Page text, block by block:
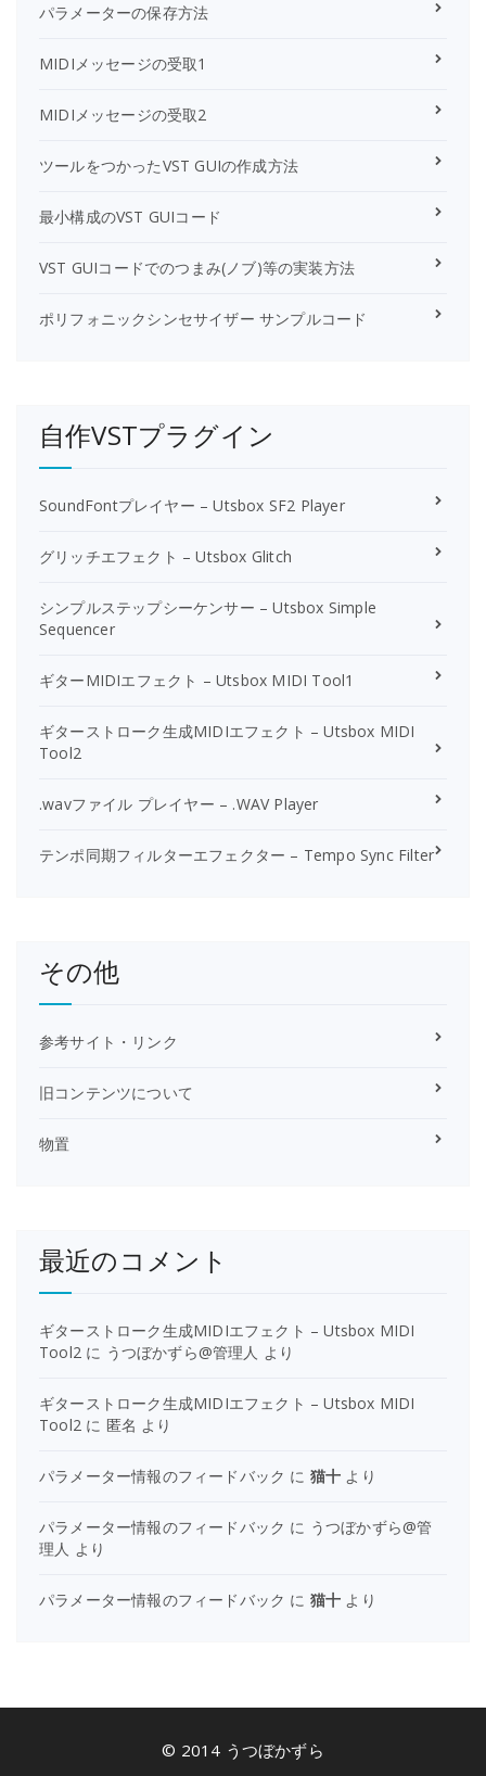
パラメーターの保存方法
MIDIメッセージの受取1
MIDIメッセージの受取2
ツールをつかったVST GUIの作成方法
最小構成のVST GUIコード
VST GUIコードでのつまみ(ノブ)等の実装方法
ポリフォニックシンセサイザー サンプルコード
自作VSTプラグイン
SoundFontプレイヤー – Utsbox SF2 Player
グリッチエフェクト – Utsbox Glitch
シンプルステップシーケンサー – Utsbox Simple
Sequencer
ギターMIDIエフェクト – Utsbox MIDI Tool1
ギターストローク生成MIDIエフェクト – Utsbox MIDI
Tool2
.wavファイル プレイヤー – .WAV Player
テンポ同期フィルターエフェクター – Tempo Sync Filter
その他
参考サイト・リンク
旧コンテンツについて
物置
最近のコメント
ギターストローク生成MIDIエフェクト – Utsbox MIDI
Tool2 に うつぼかずら@管理人 より
ギターストローク生成MIDIエフェクト – Utsbox MIDI
Tool2 に 匿名 より
パラメーター情報のフィードバック に 猫十 より
パラメーター情報のフィードバック に うつぼかずら@管
理人 より
パラメーター情報のフィードバック に 猫十 より
© 2014 うつぼかずら